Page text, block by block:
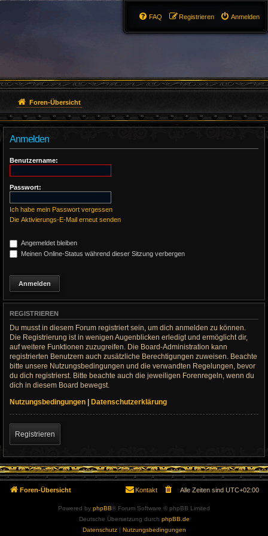
Anmelden
Registrieren
FAQ
Foren-Übersicht
Anmelden
Benutzername:
Passwort:
Ich habe mein Passwort vergessen
Die Aktivierungs-E-Mail erneut senden
Angemeldet bleiben
Meinen Online-Status während dieser Sitzung verbergen
REGISTRIEREN
Du musst in diesem Forum registriert sein, um dich anmelden zu können.
Die Registrierung ist in wenigen Augenblicken erledigt und ermöglicht dir,
auf weitere Funktionen zuzugreifen. Die Board-Administration kann
registrierten Benutzern auch zusätzliche Berechtigungen zuweisen. Beachte
bitte unsere Nutzungsbedingungen und die verwandten Regelungen, bevor
du dich registrierst. Bitte beachte auch die jeweiligen Forenregeln, wenn du
dich in diesem Board bewegst.
Nutzungsbedingungen | Datenschutzerklärung
Registrieren
Foren-Übersicht Alle Zeiten sind UTC+02:00
Kontakt
Powered by phpBB® Forum Software © phpBB Limited
Deutsche Übersetzung durch phpBB.de
Datenschutz| Nutzungsbedingungen